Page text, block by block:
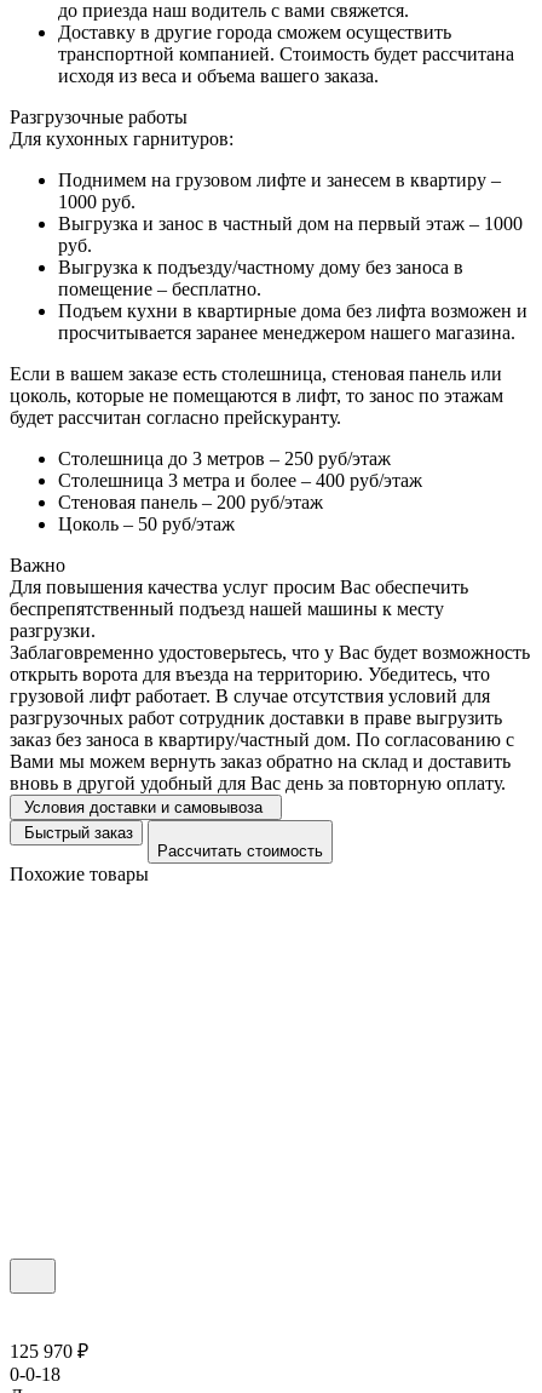
до приезда наш водитель с вами свяжется.
Доставку в другие города сможем осуществить
транспортной компанией. Стоимость будет рассчитана
исходя из веса и объема вашего заказа.
Разгрузочные работы
Для кухонных гарнитуров:
Поднимем на грузовом лифте и занесем в квартиру –
1000 руб.
Выгрузка и занос в частный дом на первый этаж – 1000
руб.
Выгрузка к подъезду/частному дому без заноса в
помещение – бесплатно.
Подъем кухни в квартирные дома без лифта возможен и
просчитывается заранее менеджером нашего магазина.
Если в вашем заказе есть столешница, стеновая панель или
цоколь, которые не помещаются в лифт, то занос по этажам
будет рассчитан согласно прейскуранту.
Столешница до 3 метров – 250 руб/этаж
Столешница 3 метра и более – 400 руб/этаж
Стеновая панель – 200 руб/этаж
Цоколь – 50 руб/этаж
Важно
Для повышения качества услуг просим Вас обеспечить
беспрепятственный подъезд нашей машины к месту
разгрузки.
Заблаговременно удостоверьтесь, что у Вас будет возможность
открыть ворота для въезда на территорию. Убедитесь, что
грузовой лифт работает. В случае отсутствия условий для
разгрузочных работ сотрудник доставки в праве выгрузить
заказ без заноса в квартиру/частный дом. По согласованию с
Вами мы можем вернуть заказ обратно на склад и доставить
вновь в другой удобный для Вас день за повторную оплату.
Условия доставки и самовывоза
Быстрый заказ
Рассчитать стоимость
Похожие товары
125 970 ₽
0-0-18